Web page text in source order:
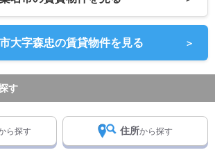
大字森忠の賃貸物件を見る ＞
す
ら探す 住所から探す